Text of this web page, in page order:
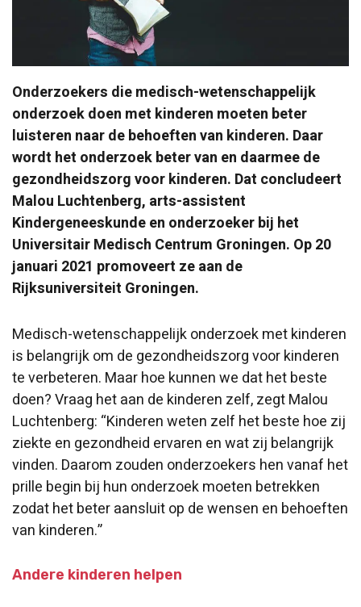
Onderzoekers die medisch-wetenschappelijk
onderzoek doen met kinderen moeten beter
luisteren naar de behoeften van kinderen. Daar
wordt het onderzoek beter van en daarmee de
gezondheidszorg voor kinderen. Dat concludeert
Malou Luchtenberg, arts-assistent
Kindergeneeskunde en onderzoeker bij het
Universitair Medisch Centrum Groningen. Op 20
januari 2021 promoveert ze aan de
Rijksuniversiteit Groningen.
Medisch-wetenschappelijk onderzoek met kinderen
is belangrijk om de gezondheidszorg voor kinderen
te verbeteren. Maar hoe kunnen we dat het beste
doen? Vraag het aan de kinderen zelf, zegt Malou
Luchtenberg: “Kinderen weten zelf het beste hoe zij
ziekte en gezondheid ervaren en wat zij belangrijk
vinden. Daarom zouden onderzoekers hen vanaf het
prille begin bij hun onderzoek moeten betrekken
zodat het beter aansluit op de wensen en behoeften
van kinderen.”
Andere kinderen helpen